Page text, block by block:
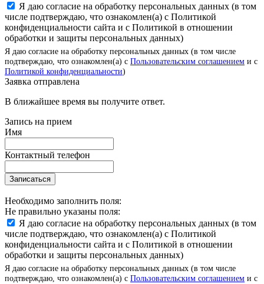
Я даю согласие на обработку персональных данных (в том
числе подтверждаю, что ознакомлен(а) с Политикой
конфиденциальности сайта и с Политикой в отношении
обработки и защиты персональных данных)
Я даю согласие на обработку персональных данных (в том числе
подтверждаю, что ознакомлен(а) с Пользовательским соглашением и с
Политикой конфиденциальности)
Заявка отправлена
В ближайшее время вы получите ответ.
Запись на прием
Имя
Контактный телефон
Записаться
Необходимо заполнить поля:
Не правильно указаны поля:
Я даю согласие на обработку персональных данных (в том
числе подтверждаю, что ознакомлен(а) с Политикой
конфиденциальности сайта и с Политикой в отношении
обработки и защиты персональных данных)
Я даю согласие на обработку персональных данных (в том числе
подтверждаю, что ознакомлен(а) с Пользовательским соглашением и с